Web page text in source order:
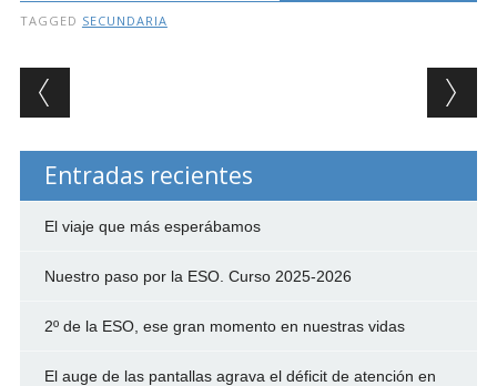
TAGGED SECUNDARIA
Post navigation
Entradas recientes
El viaje que más esperábamos
Nuestro paso por la ESO. Curso 2025-2026
2º de la ESO, ese gran momento en nuestras vidas
El auge de las pantallas agrava el déficit de atención en